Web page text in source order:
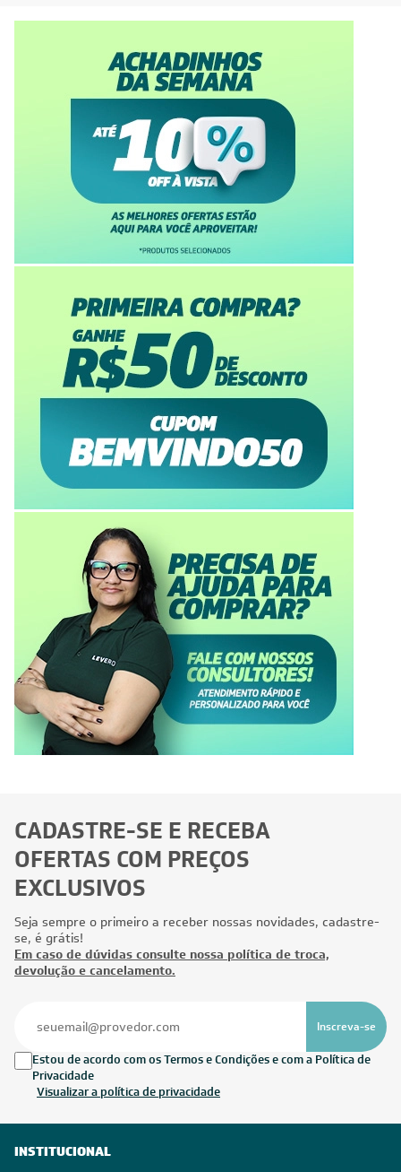
CADASTRE-SE E RECEBA
OFERTAS COM PREÇOS
EXCLUSIVOS
Seja sempre o primeiro a receber nossas novidades, cadastre-
se, é grátis!
Em caso de dúvidas consulte nossa política de troca,
devolução e cancelamento.
Inscreva-se
Estou de acordo com os Termos e Condições e com a Política de
Privacidade
Visualizar a política de privacidade
INSTITUCIONAL